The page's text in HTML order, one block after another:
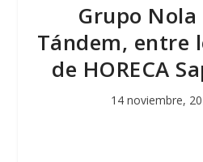
Grupo
Tándem, entre
de HORECA
14 noviembre,